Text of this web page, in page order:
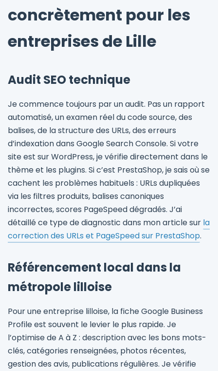
concrètement pour les
entreprises de Lille
Audit SEO technique
Je commence toujours par un audit. Pas un rapport
automatisé, un examen réel du code source, des
balises, de la structure des URLs, des erreurs
d’indexation dans Google Search Console. Si votre
site est sur WordPress, je vérifie directement dans le
thème et les plugins. Si c’est PrestaShop, je sais où se
cachent les problèmes habituels : URLs dupliquées
via les filtres produits, balises canoniques
incorrectes, scores PageSpeed dégradés. J’ai
détaillé ce type de diagnostic dans mon article sur la
correction des URLs et PageSpeed sur PrestaShop.
Référencement local dans la
métropole lilloise
Pour une entreprise lilloise, la fiche Google Business
Profile est souvent le levier le plus rapide. Je
l’optimise de A à Z : description avec les bons mots-
clés, catégories renseignées, photos récentes,
gestion des avis, publications régulières. Je vérifie